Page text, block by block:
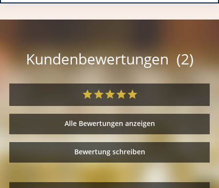
Kundenbewertungen (2)
Alle Bewertungen anzeigen
Bewertung schreiben